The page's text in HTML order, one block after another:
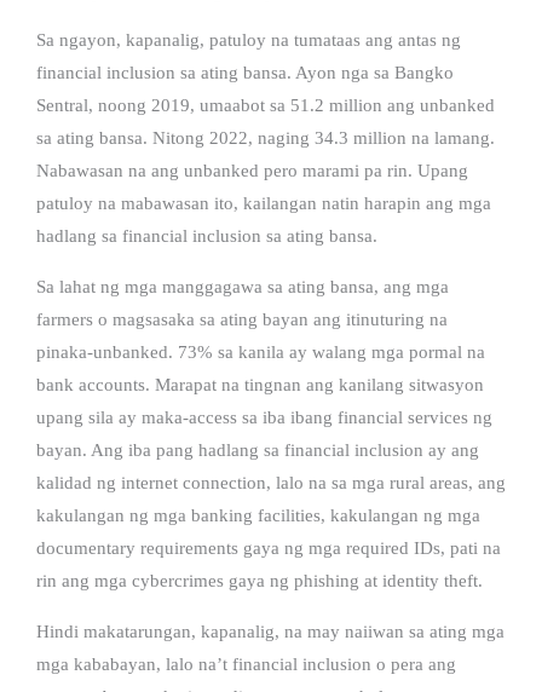
Sa ngayon, kapanalig, patuloy na tumataas ang antas ng
financial inclusion sa ating bansa. Ayon nga sa Bangko
Sentral, noong 2019, umaabot sa 51.2 million ang unbanked
sa ating bansa. Nitong 2022, naging 34.3 million na lamang.
Nabawasan na ang unbanked pero marami pa rin. Upang
patuloy na mabawasan ito, kailangan natin harapin ang mga
hadlang sa financial inclusion sa ating bansa.
Sa lahat ng mga manggagawa sa ating bansa, ang mga
farmers o magsasaka sa ating bayan ang itinuturing na
pinaka-unbanked. 73% sa kanila ay walang mga pormal na
bank accounts. Marapat na tingnan ang kanilang sitwasyon
upang sila ay maka-access sa iba ibang financial services ng
bayan. Ang iba pang hadlang sa financial inclusion ay ang
kalidad ng internet connection, lalo na sa mga rural areas, ang
kakulangan ng mga banking facilities, kakulangan ng mga
documentary requirements gaya ng mga required IDs, pati na
rin ang mga cybercrimes gaya ng phishing at identity theft.
Hindi makatarungan, kapanalig, na may naiiwan sa ating mga
mga kababayan, lalo na’t financial inclusion o pera ang